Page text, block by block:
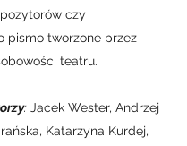
czy
pismo tworzone przez
teatru.
: Jacek Wester, Andrzej
Katarzyna Kurdej,